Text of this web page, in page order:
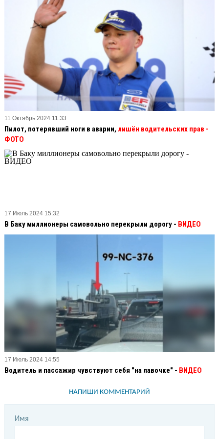
11 Октябрь 2024 11:33
Пилот, потерявший ноги в аварии, лишён водительских прав -
ФОТО
17 Июль 2024 15:32
В Баку миллионеры самовольно перекрыли дорогу - ВИДЕО
17 Июль 2024 14:55
Водитель и пассажир чувствуют себя "на лавочке" - ВИДЕО
НАПИШИ КОММЕНТАРИЙ
Имя